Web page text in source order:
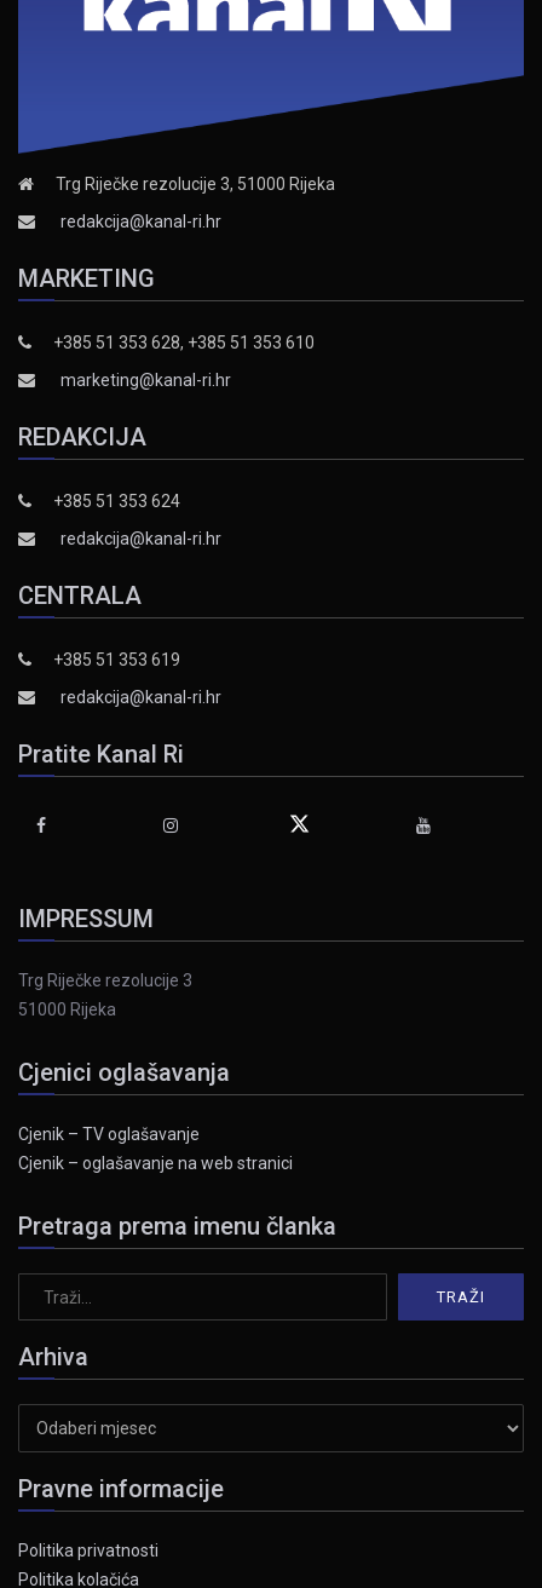
Trg Riječke rezolucije 3, 51000 Rijeka
redakcija@kanal-ri.hr
MARKETING
+385 51 353 628, +385 51 353 610
marketing@kanal-ri.hr
REDAKCIJA
+385 51 353 624
redakcija@kanal-ri.hr
CENTRALA
+385 51 353 619
redakcija@kanal-ri.hr
Pratite Kanal Ri
IMPRESSUM
Trg Riječke rezolucije 3
51000 Rijeka
Cjenici oglašavanja
Cjenik – TV oglašavanje
Cjenik – oglašavanje na web stranici
Pretraga prema imenu članka
Arhiva
Pravne informacije
Politika privatnosti
Politika kolačića